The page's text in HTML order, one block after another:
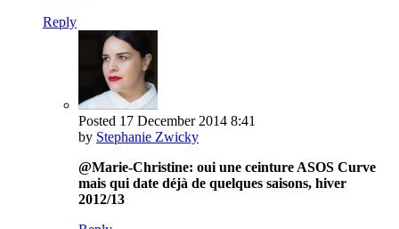
Reply
Posted 17 December 2014 8:41
by Stephanie Zwicky
@Marie-Christine: oui une ceinture ASOS Curve
mais qui date déjà de quelques saisons, hiver
2012/13